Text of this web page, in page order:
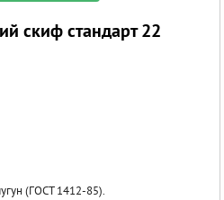
скиф стандарт 22
(ГОСТ 1412-85).